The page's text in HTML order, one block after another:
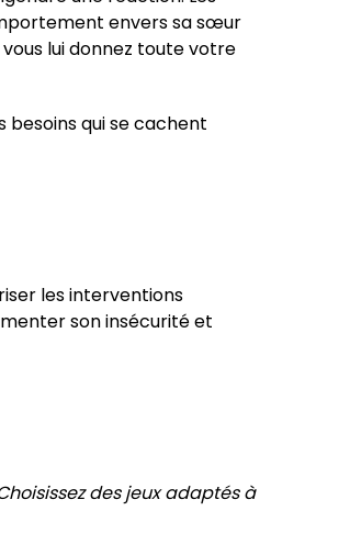
envers sa sœur
lui donnez toute votre
qui se cachent
les interventions
son insécurité et
des jeux adaptés à